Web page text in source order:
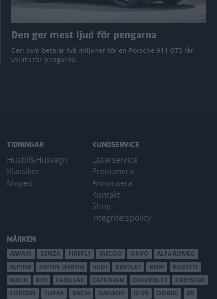
Den ger mest ljud för pengarna
Den som betalar två miljoner för en Porsche 911 GTS får
valuta för pengarna.
TIDNINGAR
Husbil&Husvagn
Klassiker
Moped
KUNDSERVICE
Läsarservice
Prenumera
Annonsera
Kontakt
Shop
Integritetspolicy
MÄRKEN
AIWAYS DENZA FIREFLY JAECOO ONVO
ALFA ROMEO
ALPINE
ASTON MARTIN AUDI BENTLEY BMW
BUGATTI
BUICK
BYD CADILLAC CATERHAM CHEVROLET
CHRYSLER
CITROËN
CUPRA DACIA DAEWOO DFSK DODGE
DS